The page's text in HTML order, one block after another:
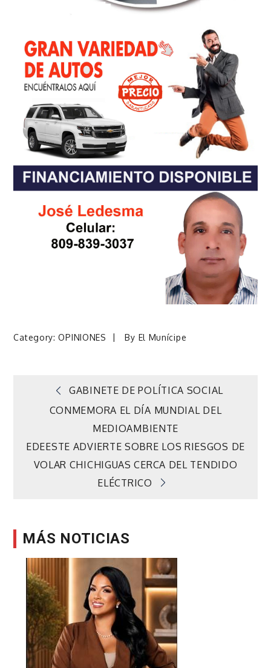
Category:OPINIONES By El Munícipe
Navegación
entradas
GABINETE DE POLÍTICA SOCIAL
CONMEMORA EL DÍA MUNDIAL DEL
MEDIOAMBIENTE
EDEESTE ADVIERTE SOBRE LOS RIESGOS DE
VOLAR CHICHIGUAS CERCA DEL TENDIDO
ELÉCTRICO
MÁS NOTICIAS